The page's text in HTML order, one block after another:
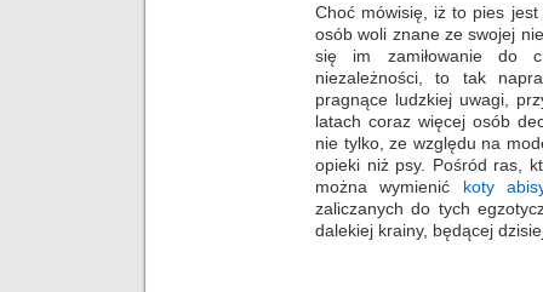
Choć mówisię, iż to pies jest
osób woli znane ze swojej
się im zamiłowanie do
niezależności, to tak
pragnące ludzkiej uwagi,
latach coraz więcej osób
nie tylko, ze względu na
opieki niż psy. Pośród ras,
można wymienić koty
zaliczanych do tych
dalekiej krainy, będącej